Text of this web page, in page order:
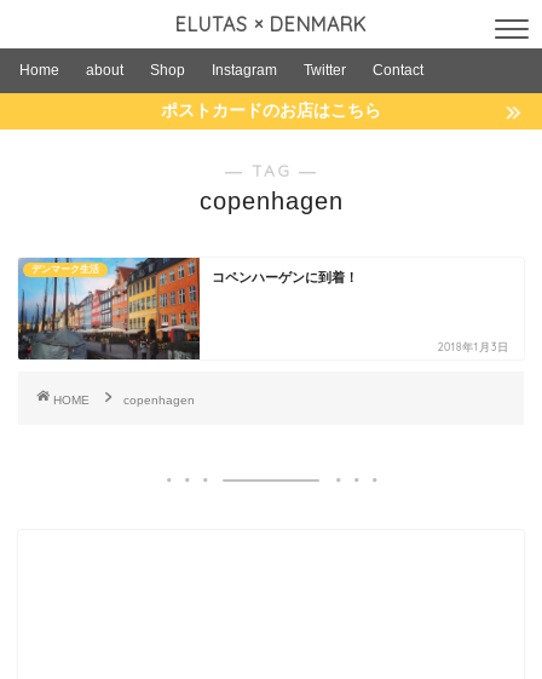
ELUTAS × DENMARK
Home about Shop Instagram Twitter Contact
ポストカードのお店はこちら
― TAG ―
copenhagen
デンマーク生活
コペンハーゲンに到着！
2018年1月3日
HOME copenhagen